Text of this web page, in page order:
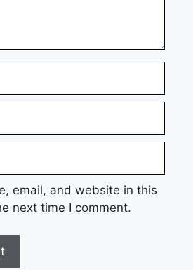
email, and website in this
next time I comment.